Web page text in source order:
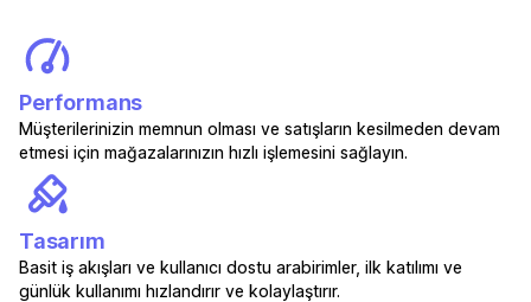
Performans
Müşterilerinizin memnun olması ve satışların kesilmeden devam
etmesi için mağazalarınızın hızlı işlemesini sağlayın.
Tasarım
Basit iş akışları ve kullanıcı dostu arabirimler, ilk katılımı ve
günlük kullanımı hızlandırır ve kolaylaştırır.